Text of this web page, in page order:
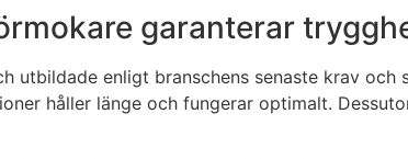
garanterar
utbildade enligt branschens senaste krav
håller länge och fungerar optimalt.